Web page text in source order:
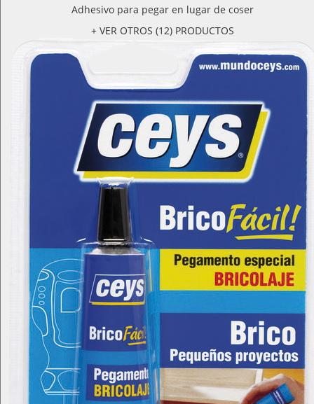
Adhesivo para pegar en lugar de coser
+ VER OTROS (12) PRODUCTOS